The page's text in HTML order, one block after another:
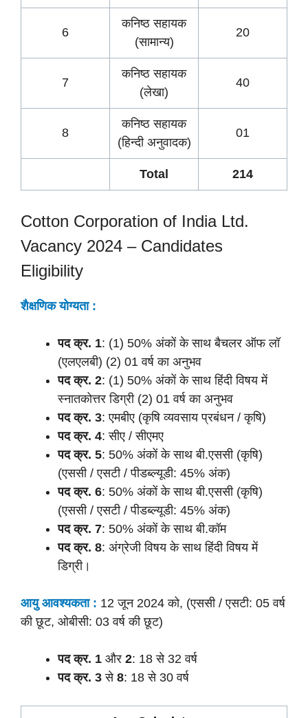
6
कनिष्ठ सहायक
(सामान्य)
20
7
कनिष्ठ सहायक
(लेखा)
40
8
कनिष्ठ सहायक
(हिन्दी अनुवादक)
01
Total 214
Cotton Corporation of India Ltd.
Vacancy 2024 – Candidates
Eligibility
शैक्षणिक योग्यता :
पद क्र. 1: (1) 50% अंकों के साथ बैचलर ऑफ लॉ
(एलएलबी) (2) 01 वर्ष का अनुभव
पद क्र. 2: (1) 50% अंकों के साथ हिंदी विषय में
स्नातकोत्तर डिग्री (2) 01 वर्ष का अनुभव
पद क्र. 3: एमबीए (कृषि व्यवसाय प्रबंधन / कृषि)
पद क्र. 4: सीए / सीएमए
पद क्र. 5: 50% अंकों के साथ बी.एससी (कृषि)
(एससी / एसटी / पीडब्ल्यूडी: 45% अंक)
पद क्र. 6: 50% अंकों के साथ बी.एससी (कृषि)
(एससी / एसटी / पीडब्ल्यूडी: 45% अंक)
पद क्र. 7: 50% अंकों के साथ बी.कॉम
पद क्र. 8: अंग्रेजी विषय के साथ हिंदी विषय में
डिग्री।
आयु आवश्यकता : 12 जून 2024 को, (एससी / एसटी: 05 वर्ष
की छूट, ओबीसी: 03 वर्ष की छूट)
पद क्र. 1 और 2: 18 से 32 वर्ष
पद क्र. 3 से 8: 18 से 30 वर्ष